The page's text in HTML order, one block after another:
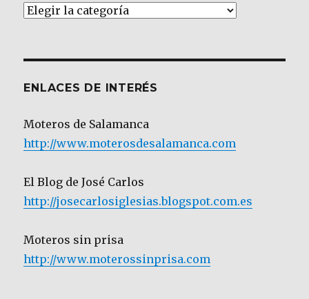
Artículos
ENLACES DE INTERÉS
Moteros de Salamanca
http://www.moterosdesalamanca.com
El Blog de José Carlos
http://josecarlosiglesias.blogspot.com.es
Moteros sin prisa
http://www.moterossinprisa.com